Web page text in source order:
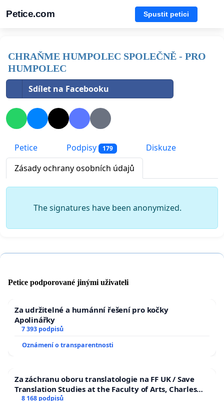
Petice.com Spustit petici
CHRAŇME HUMPOLEC SPOLEČNĚ - PRO
HUMPOLEC
Sdílet na Facebooku
Petice Podpisy 179
Diskuze
Zásady ochrany osobních údajů
The signatures have been anonymized.
Petice podporované jinými uživateli
Za udržitelné a humánní řešení pro kočky
Apolinářky
7 393 podpisů
Oznámení o transparentnosti
Za záchranu oboru translatologie na FF UK / Save
Translation Studies at the Faculty of Arts, Charles
University
8 168 podpisů